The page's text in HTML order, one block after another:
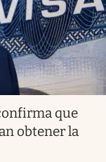
que
obtener la